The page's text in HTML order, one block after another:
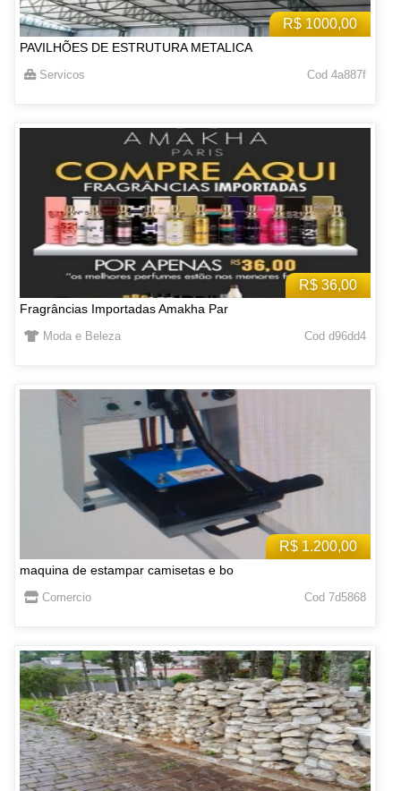
R$ 1000,00
PAVILHÕES DE ESTRUTURA METALICA
Servicos Cod 4a887f
R$ 36,00
Fragrâncias Importadas Amakha Par
Moda e Beleza Cod d96dd4
R$ 1.200,00
maquina de estampar camisetas e bo
Comercio Cod 7d5868